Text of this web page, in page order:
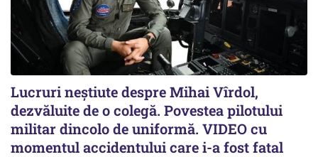
Lucruri neștiute despre Mihai Vîrdol,
dezvăluite de o colegă. Povestea pilotului
militar dincolo de uniformă. VIDEO cu
momentul accidentului care i-a fost fatal